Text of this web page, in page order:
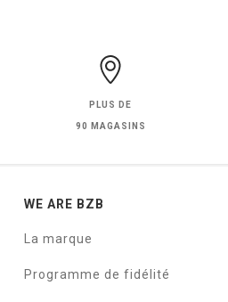
PLUS DE
90 MAGASINS
WE ARE BZB
La marque
Programme de fidélité